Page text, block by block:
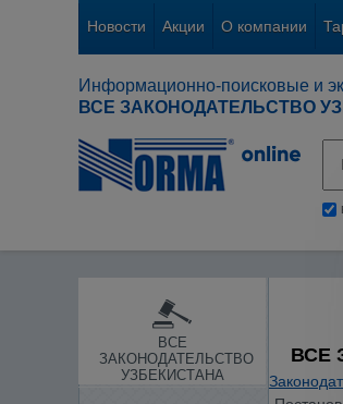
Новости Акции О компании
Информационно-поисковые и
ВСЕ ЗАКОНОДАТЕЛЬСТВО
ВСЕ
ЗАКОНОДАТЕЛЬСТВО
УЗБЕКИСТАНА
ВСЕ